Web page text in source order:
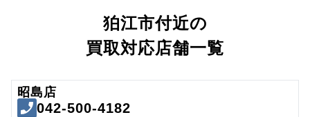
狛江市付近の
買取対応店舗一覧
昭島店
042-500-4182